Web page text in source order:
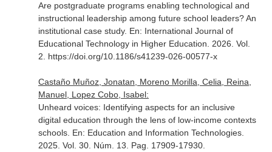
Are postgraduate programs enabling technological and
instructional leadership among future school leaders? An
institutional case study. En: International Journal of
Educational Technology in Higher Education . 2026. Vol.
2. https://doi.org/10.1186/s41239-026-00577-x
Castaño Muñoz, Jonatan, Moreno Morilla, Celia, Reina,
Manuel, Lopez Cobo, Isabel:
Unheard voices: Identifying aspects for an inclusive
digital education through the lens of low-income contexts
schools. En: Education and Information Technologies.
2025. Vol. 30. Núm. 13. Pag. 17909-17930.